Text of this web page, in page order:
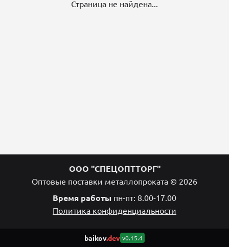
Страница не найдена...
ООО "СПЕЦОПТТОРГ"
Оптовые поставки металлопроката © 2026
Время работы пн-пт: 8.00-17.00
Политика конфиденциальности
baikov.dev v0.15.4